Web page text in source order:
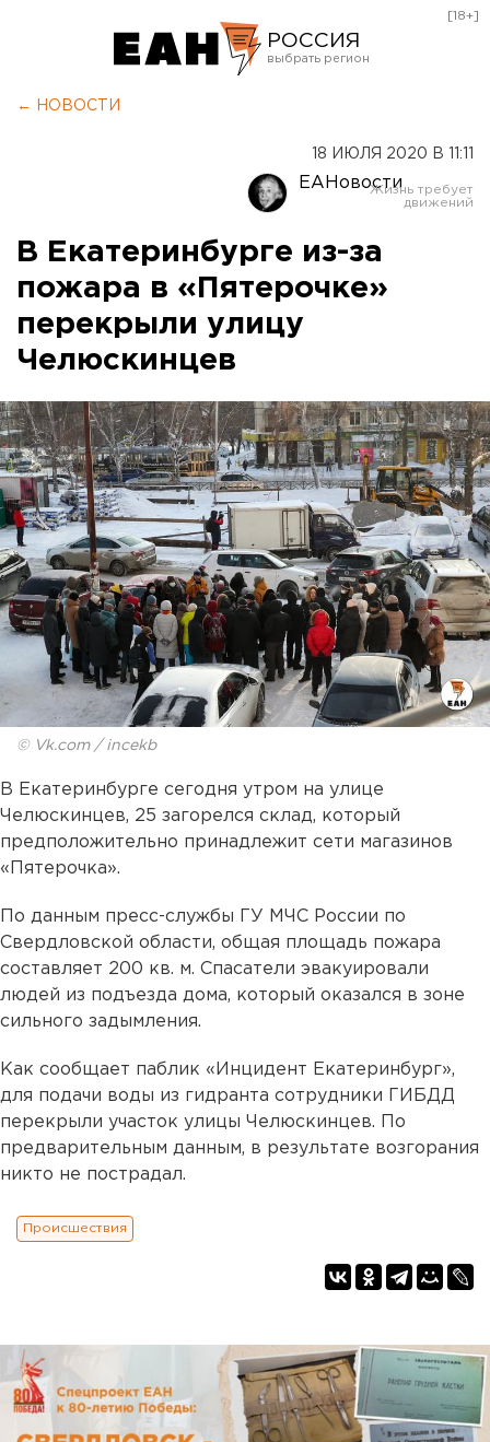
РОССИЯ
Оренбург
[18+]
← НОВОСТИ
18 ИЮЛЯ 2020 В 11:11
ЕАНовости
В Екатеринбурге из-за
пожара в «Пятерочке»
перекрыли улицу
Челюскинцев
© Vk.com / incekb
В Екатеринбурге сегодня утром на улице
Челюскинцев, 25 загорелся склад, который
предположительно принадлежит сети магазинов
«Пятерочка».
По данным пресс-службы ГУ МЧС России по
Свердловской области, общая площадь пожара
составляет 200 кв. м. Спасатели эвакуировали
людей из подъезда дома, который оказался в зоне
сильного задымления.
Как сообщает паблик «Инцидент Екатеринбург»,
для подачи воды из гидранта сотрудники ГИБДД
перекрыли участок улицы Челюскинцев. По
предварительным данным, в результате возгорания
никто не пострадал.
Происшествия